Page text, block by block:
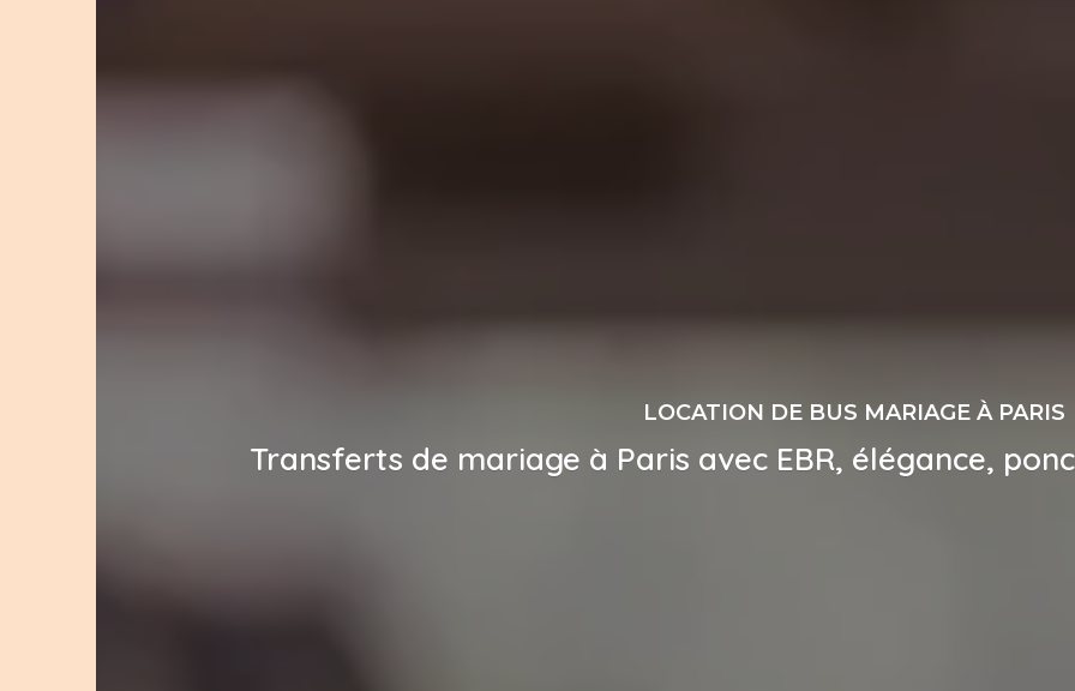
LOCATION DE BUS MARIAGE À PARIS
Transferts de mariage à Paris avec EBR, élégance,